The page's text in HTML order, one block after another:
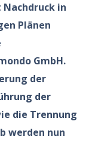
in
Plänen
GmbH.
der
der
die Trennung
werden nun